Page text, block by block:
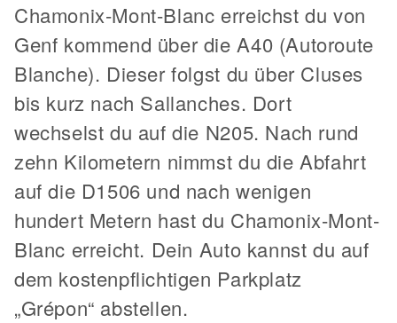
Chamonix-Mont-Blanc erreichst du von
Genf kommend über die A40 (Autoroute
Blanche). Dieser folgst du über Cluses
bis kurz nach Sallanches. Dort
wechselst du auf die N205. Nach rund
zehn Kilometern nimmst du die Abfahrt
auf die D1506 und nach wenigen
hundert Metern hast du Chamonix-Mont-
Blanc erreicht. Dein Auto kannst du auf
dem kostenpflichtigen Parkplatz
„Grépon“ abstellen.